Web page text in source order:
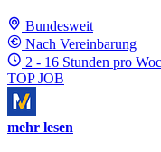
Bundesweit
Nach Vereinbarung
2 - 16 Stunden pro
TOP JOB
mehr lesen